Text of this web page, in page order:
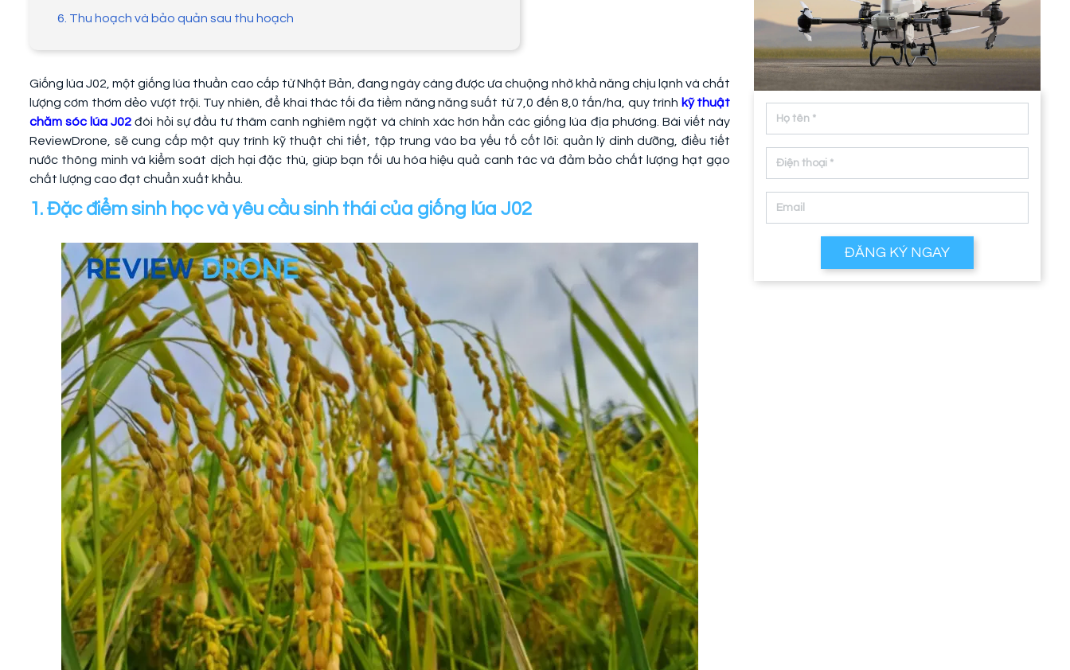
6. Thu hoạch và bảo quản sau thu hoạch
Giống lúa J02, một giống lúa thuần cao cấp từ Nhật Bản, đang ngày càng được ưa chuộng nhờ khả năng chịu lạnh và chất
lượng cơm thơm dẻo vượt trội. Tuy nhiên, để khai thác tối đa tiềm năng năng suất từ 7,0 đến 8,0 tấn/ha, quy trình kỹ thuật
chăm sóc lúa J02 đòi hỏi sự đầu tư thâm canh nghiêm ngặt và chính xác hơn hẳn các giống lúa địa phương. Bài viết này
ReviewDrone, sẽ cung cấp một quy trình kỹ thuật chi tiết, tập trung vào ba yếu tố cốt lõi: quản lý dinh dưỡng, điều tiết
nước thông minh và kiểm soát dịch hại đặc thù, giúp bạn tối ưu hóa hiệu quả canh tác và đảm bảo chất lượng hạt gạo
chất lượng cao đạt chuẩn xuất khẩu.
1. Đặc điểm sinh học và yêu cầu sinh thái của giống lúa J02
ĐĂNG KÝ NGAY